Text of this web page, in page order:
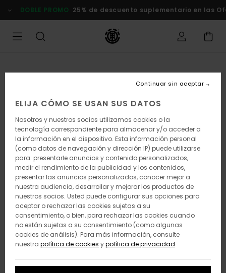
la
DOBLE PROMO 25% de descuento suplementario en las Ofertas
ELIJA CÓMO SE USAN SUS DATOS
Nosotros y nuestros socios utilizamos cookies o la
tecnología correspondiente para almacenar y/o acceder a
la información en el dispositivo. Esta información personal
(como datos de navegación y dirección IP) puede utilizarse
para: presentarle anuncios y contenido personalizados,
medir el rendimiento de la publicidad y los contenidos,
presentar las anuncios personalizados, conocer mejor a
nuestra audiencia, desarrollar y mejorar los productos de
nuestros socios. Usted puede configurar sus opciones para
aceptar o rechazar las cookies sujetas a su
consentimiento, o bien, para rechazar las cookies cuando
no están sujetas a su consentimiento (como algunas
cookies de análisis). Para más información, consulte
nuestra política de cookies ypolítica de privacidad
Continuar sin aceptar